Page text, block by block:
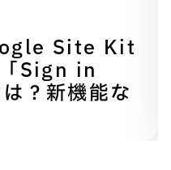
Site Kit
Sign in
？新機能な